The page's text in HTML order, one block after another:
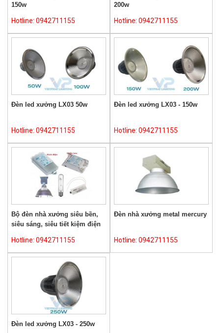
150w
Hotline: 0942711155
200w
Hotline: 0942711155
Đèn led xưởng LX03 50w
Hotline: 0942711155
Đèn led xưởng LX03 - 150w
Hotline: 0942711155
Bộ đèn nhà xưởng siêu bền,
siêu sáng, siêu tiết kiệm điện
Hotline: 0942711155
Đèn nhà xưởng metal mercury
Hotline: 0942711155
Đèn led xưởng LX03 - 250w